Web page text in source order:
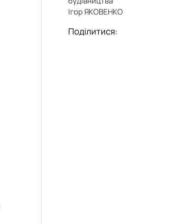
Ігор ЯКОВЕНКО
Поділитися: